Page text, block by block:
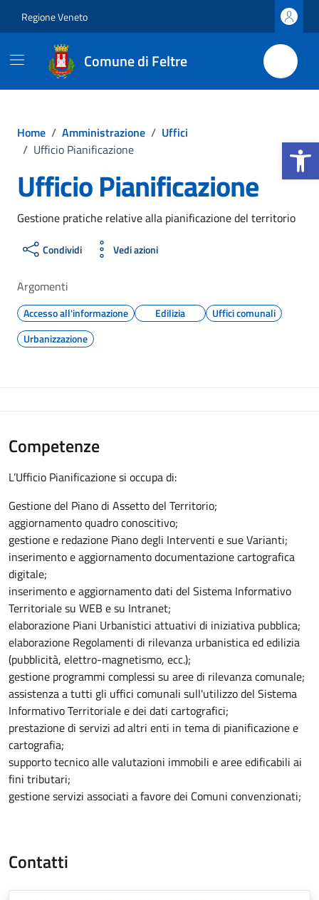
Apri la
Regione Veneto
Comune di Feltre
Home / Amministrazione / Uffici
/ Ufficio Pianificazione
Ufficio Pianificazione
Gestione pratiche relative alla pianificazione del territorio
Condividi Vedi azioni
Argomenti
Accesso all'informazione Edilizia
Uffici comunali
Urbanizzazione
Competenze
L’Ufficio Pianificazione si occupa di:
Gestione del Piano di Assetto del Territorio;
aggiornamento quadro conoscitivo;
gestione e redazione Piano degli Interventi e sue Varianti;
inserimento e aggiornamento documentazione cartografica
digitale;
inserimento e aggiornamento dati del Sistema Informativo
Territoriale su WEB e su Intranet;
elaborazione Piani Urbanistici attuativi di iniziativa pubblica;
elaborazione Regolamenti di rilevanza urbanistica ed edilizia
(pubblicità, elettro-magnetismo, ecc.);
gestione programmi complessi su aree di rilevanza comunale;
assistenza a tutti gli uffici comunali sull'utilizzo del Sistema
Informativo Territoriale e dei dati cartografici;
prestazione di servizi ad altri enti in tema di pianificazione e
cartografia;
supporto tecnico alle valutazioni immobili e aree edificabili ai
fini tributari;
gestione servizi associati a favore dei Comuni convenzionati;
Contatti